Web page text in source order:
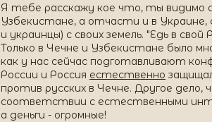
Я тебе расскажу кое что, ты видимо
Узбекистане, а отчасти и в Украине,
и украинцы) с своих земель. "Едь в
Только в Чечне и Узбекистане было
как у нас сейчас подготавливают
России и Россия естественно
против русских в Чечне. Другое
соответствии с естественными
а деньги - огромные!